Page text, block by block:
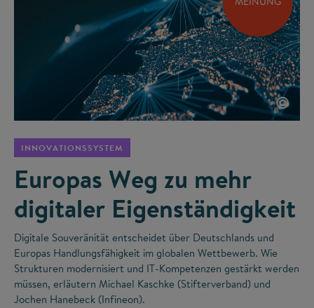
©
INNOVATIONSSYSTEM
Europas Weg zu mehr
digitaler Eigenständigkeit
Digitale Souveränität entscheidet über Deutschlands und
Europas Handlungsfähigkeit im globalen Wettbewerb. Wie
Strukturen modernisiert und IT-Kompetenzen gestärkt werden
müssen, erläutern Michael Kaschke (Stifterverband) und
Jochen Hanebeck (Infineon).